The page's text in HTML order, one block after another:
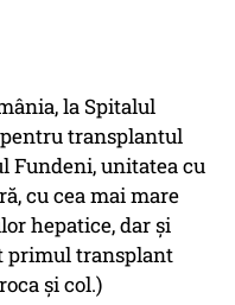
la Spitalul
transplantul
Fundeni, unitatea cu
cu cea mai mare
hepatice, dar și
primul transplant
și col.)